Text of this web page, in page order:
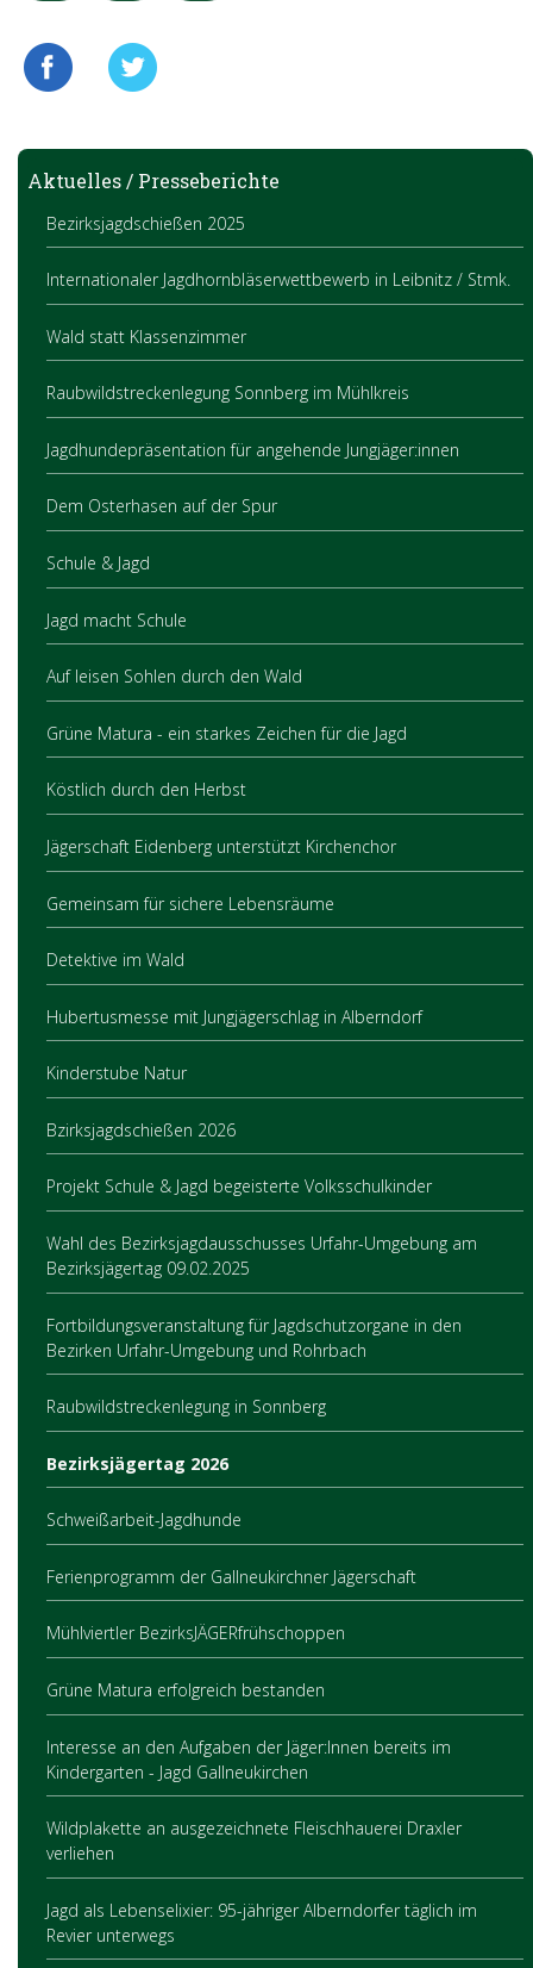
Aktuelles / Presseberichte
Bezirksjagdschießen 2025
Internationaler Jagdhornbläserwettbewerb in Leibnitz / Stmk.
Wald statt Klassenzimmer
Raubwildstreckenlegung Sonnberg im Mühlkreis
Jagdhundepräsentation für angehende Jungjäger:innen
Dem Osterhasen auf der Spur
Schule & Jagd
Jagd macht Schule
Auf leisen Sohlen durch den Wald
Grüne Matura - ein starkes Zeichen für die Jagd
Köstlich durch den Herbst
Jägerschaft Eidenberg unterstützt Kirchenchor
Gemeinsam für sichere Lebensräume
Detektive im Wald
Hubertusmesse mit Jungjägerschlag in Alberndorf
Kinderstube Natur
Bzirksjagdschießen 2026
Projekt Schule & Jagd begeisterte Volksschulkinder
Wahl des Bezirksjagdausschusses Urfahr-Umgebung am
Bezirksjägertag 09.02.2025
Fortbildungsveranstaltung für Jagdschutzorgane in den
Bezirken Urfahr-Umgebung und Rohrbach
Raubwildstreckenlegung in Sonnberg
Bezirksjägertag 2026
Schweißarbeit-Jagdhunde
Ferienprogramm der Gallneukirchner Jägerschaft
Mühlviertler BezirksJÄGERfrühschoppen
Grüne Matura erfolgreich bestanden
Interesse an den Aufgaben der Jäger:Innen bereits im
Kindergarten - Jagd Gallneukirchen
Wildplakette an ausgezeichnete Fleischhauerei Draxler
verliehen
Jagd als Lebenselixier: 95-jähriger Alberndorfer täglich im
Revier unterwegs